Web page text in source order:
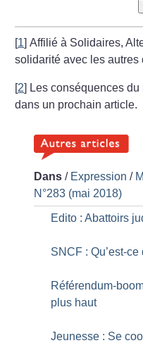
[1]Affilié à Solidaires,
solidarité avec les
[2] Les conséquences
dans un prochain article.
Dans / Expression /
N°283 (mai 2018)
Edito : Abattoirs
SNCF : Qu’est-
Référendum-
plus haut
Jeunesse : Se